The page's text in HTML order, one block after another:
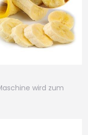
wird zum